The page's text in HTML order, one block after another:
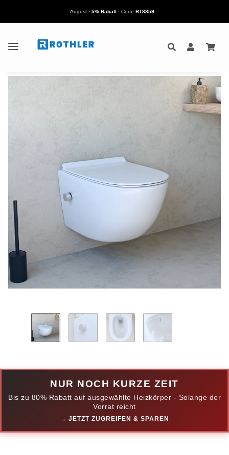
August· 5% Rabatt· Code RT8859
NUR NOCH KURZE ZEIT
Bis zu 80% Rabatt auf ausgewählte Heizkörper - Solange der
Vorrat reicht
→ JETZT ZUGREIFEN & SPAREN